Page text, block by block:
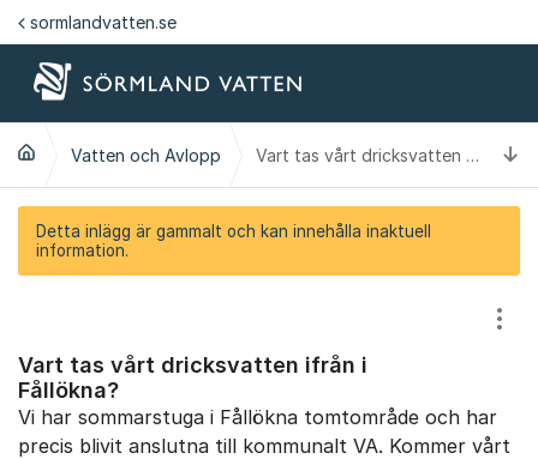
Hoppa till innehåll
sormlandvatten.se
Vatten och Avlopp Vart tas vårt dricksvatten ifrån i Fållökna?
Detta inlägg är gammalt och kan innehålla inaktuell
information.
Vart tas vårt dricksvatten ifrån i
Fållökna?
Vi har sommarstuga i Fållökna tomtområde och har
precis blivit anslutna till kommunalt VA. Kommer vårt